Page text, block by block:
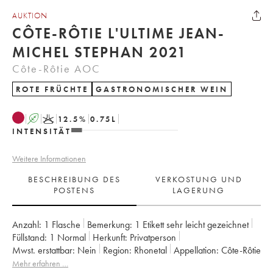
AUKTION
CÔTE-RÔTIE L'ULTIME JEAN-
MICHEL STEPHAN 2021
Côte-Rôtie AOC
ROTE FRÜCHTE GASTRONOMISCHER WEIN
A K 12.5% 0.75 L
INTENSITÄT
Weitere Informationen
BESCHREIBUNG DES
POSTENS
VERKOSTUNG UND
LAGERUNG
Anzahl: 1 Flasche Bemerkung: 1 Etikett sehr leicht gezeichnet
Füllstand: 1 Normal Herkunft:
privatperson
Mwst. erstattbar:
nein Region: Rhonetal Appellation:
Côte-Rôtie
Eigentümer:
Mehr erfahren …